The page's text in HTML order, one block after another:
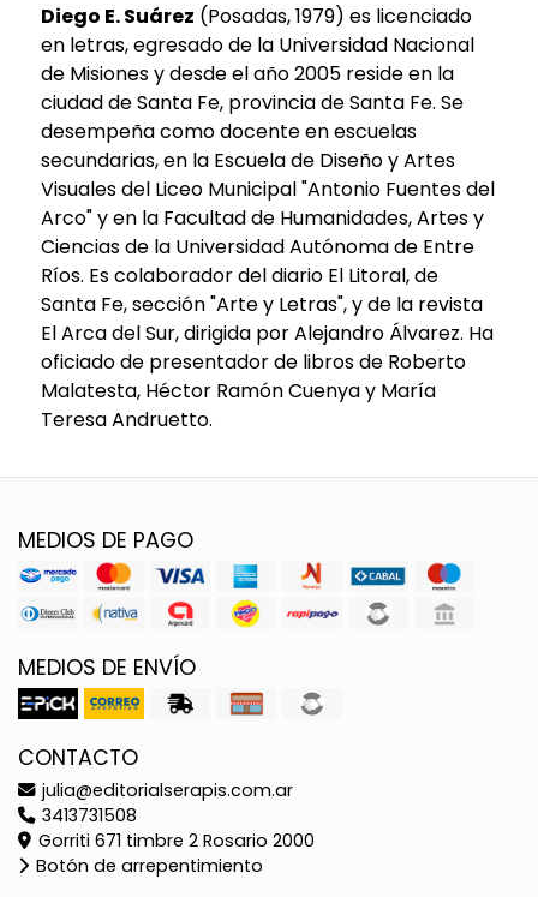
Diego E. Suárez (Posadas, 1979) es licenciado
en letras, egresado de la Universidad Nacional
de Misiones y desde el año 2005 reside en la
ciudad de Santa Fe, provincia de Santa Fe. Se
desempeña como docente en escuelas
secundarias, en la Escuela de Diseño y Artes
Visuales del Liceo Municipal "Antonio Fuentes del
Arco" y en la Facultad de Humanidades, Artes y
Ciencias de la Universidad Autónoma de Entre
Ríos. Es colaborador del diario El Litoral, de
Santa Fe, sección "Arte y Letras", y de la revista
El Arca del Sur, dirigida por Alejandro Álvarez. Ha
oficiado de presentador de libros de Roberto
Malatesta, Héctor Ramón Cuenya y María
Teresa Andruetto.
MEDIOS DE PAGO
MEDIOS DE ENVÍO
CONTACTO
julia@editorialserapis.com.ar
3413731508
Gorriti 671 timbre 2 Rosario 2000
Botón de arrepentimiento